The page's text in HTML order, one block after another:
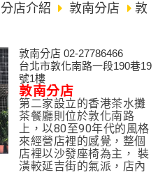
分店介紹 敦南分店
敦
敦南分店 02-27786466
台北市敦化南路一段190巷19
號1樓
敦南分店
第二家設立的香港茶水攤
茶餐廳則位於敦化南路
上，以80至90年代的風格
來經營店裡的感覺，整個
店裡以沙發座椅為主， 裝
潢較延吉街的氣派，店內